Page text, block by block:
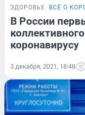
ЗДОРОВЬЕ ВСЁ О
В России
коронавирусу
3 декабря, 2021, 18:48